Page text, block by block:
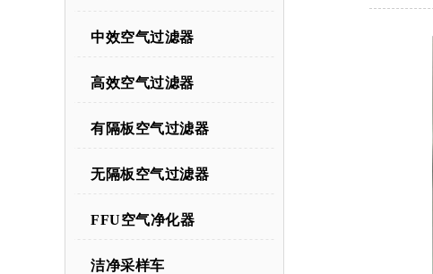
中效空气过滤器
高效空气过滤器
有隔板空气过滤器
无隔板空气过滤器
FFU空气净化器
洁净采样车